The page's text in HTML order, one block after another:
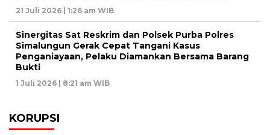
21 Juli 2026 | 1:26 am WIB
Sinergitas Sat Reskrim dan Polsek Purba Polres
Simalungun Gerak Cepat Tangani Kasus
Penganiayaan, Pelaku Diamankan Bersama Barang
Bukti
1 Juli 2026 | 8:21 am WIB
KORUPSI